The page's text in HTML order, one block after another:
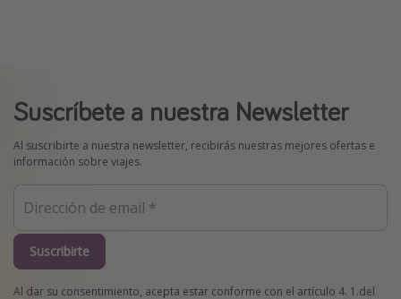
Suscríbete a nuestra Newsletter
Al suscribirte a nuestra newsletter, recibirás nuestras mejores ofertas e
información sobre viajes.
Suscribirte
Al dar su consentimiento, acepta estar conforme con el artículo 4. 1.del